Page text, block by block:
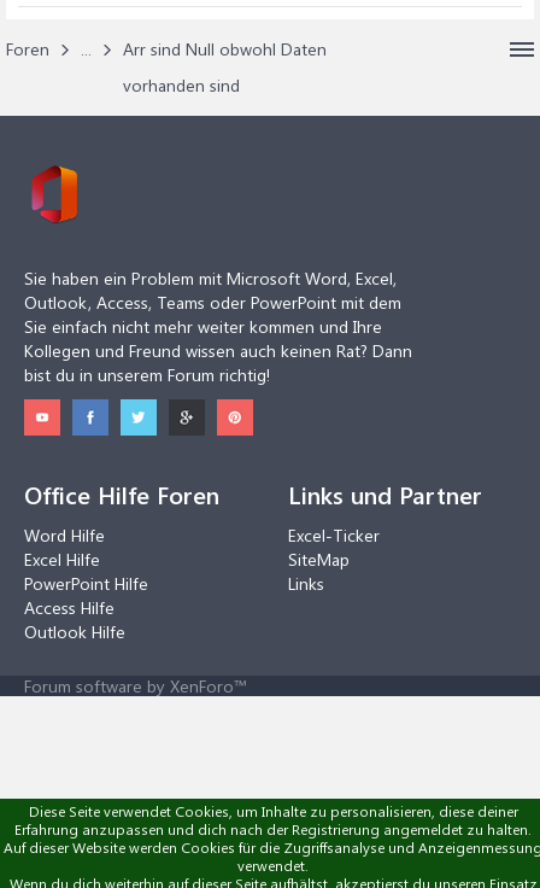
Foren ...
Arr sind Null obwohl Daten
vorhanden sind
Sie haben ein Problem mit Microsoft Word, Excel,
Outlook, Access, Teams oder PowerPoint mit dem
Sie einfach nicht mehr weiter kommen und Ihre
Kollegen und Freund wissen auch keinen Rat? Dann
bist du in unserem Forum richtig!
Office Hilfe Foren
Word Hilfe
Excel Hilfe
PowerPoint Hilfe
Access Hilfe
Outlook Hilfe
Links und Partner
Excel-Ticker
SiteMap
Links
Forum software by XenForo™
Diese Seite verwendet Cookies, um Inhalte zu personalisieren, diese deiner
Erfahrung anzupassen und dich nach der Registrierung angemeldet zu halten.
Auf dieser Website werden Cookies für die Zugriffsanalyse und
verwendet.
Wenn du dich weiterhin auf dieser Seite aufhältst, akzeptierst du unseren Einsatz